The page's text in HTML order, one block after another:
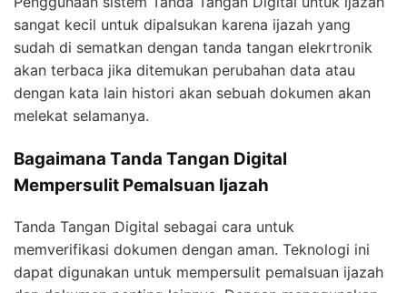
sangat kecil untuk dipalsukan karena ijazah yang
sudah di sematkan dengan tanda tangan elekrtronik
akan terbaca jika ditemukan perubahan data atau
dengan kata lain histori akan sebuah dokumen akan
melekat selamanya.
Bagaimana Tanda Tangan Digital
Mempersulit Pemalsuan Ijazah
Tanda Tangan Digital sebagai cara untuk
memverifikasi dokumen dengan aman. Teknologi ini
dapat digunakan untuk mempersulit pemalsuan ijazah